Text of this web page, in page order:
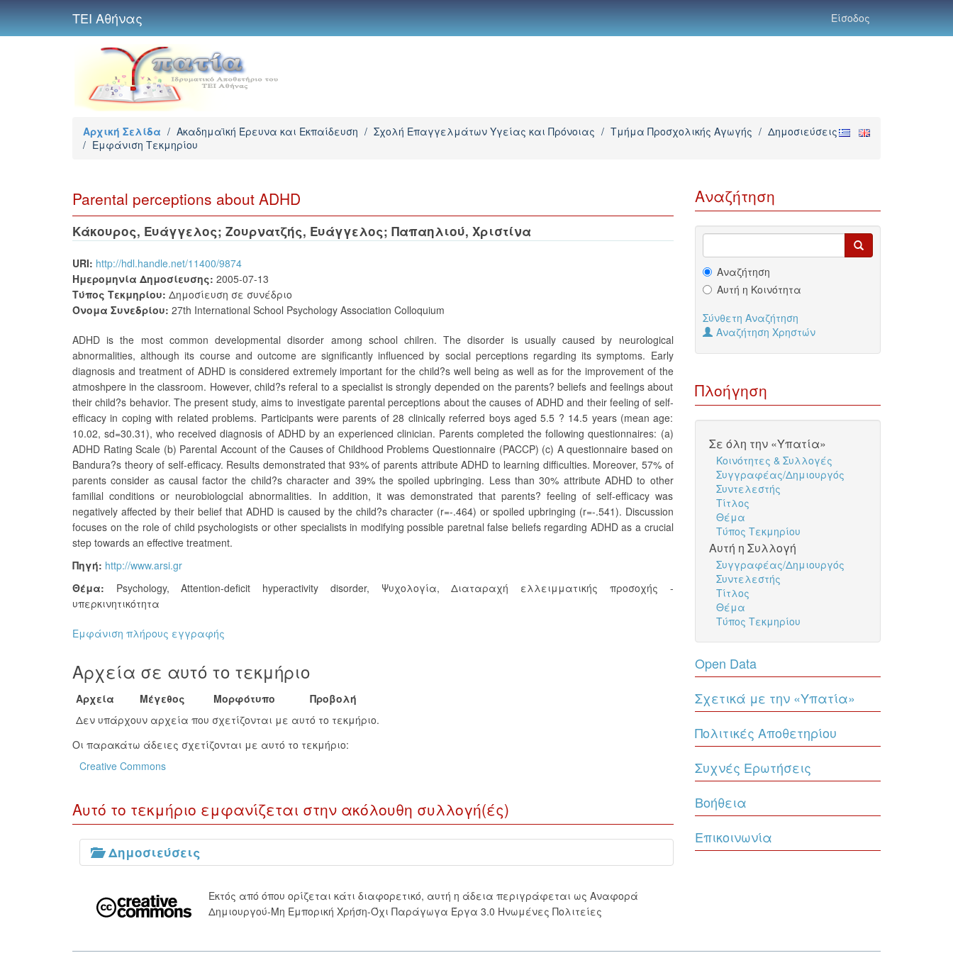
ΤΕΙ Αθήνας Είσοδος
Αρχική Σελίδα / Ακαδημαϊκή Έρευνα και Εκπαίδευση / Σχολή Επαγγελμάτων Υγείας και Πρόνοιας / Τμήμα Προσχολικής Αγωγής / Δημοσιεύσεις
/ Εμφάνιση Τεκμηρίου
Parental perceptions about ADHD
Κάκουρος, Ευάγγελος; Ζουρνατζής, Ευάγγελος; Παπαηλιού, Χριστίνα
URI: http://hdl.handle.net/11400/9874
Ημερομηνία Δημοσίευσης: 2005-07-13
Τύπος Τεκμηρίου: Δημοσίευση σε συνέδριο
Όνομα Συνεδρίου: 27th International School Psychology Association Colloquium
ADHD is the most common developmental disorder among school chilren. The disorder is usually caused by neurological
abnormalities, although its course and outcome are significantly influenced by social perceptions regarding its symptoms. Early
diagnosis and treatment of ADHD is considered extremely important for the child?s well being as well as for the improvement of the
atmoshpere in the classroom. However, child?s referal to a specialist is strongly depended on the parents? beliefs and feelings about
their child?s behavior. The present study, aims to investigate parental perceptions about the causes of ADHD and their feeling of self-
efficacy in coping with related problems. Participants were parents of 28 clinically referred boys aged 5.5 ? 14.5 years (mean age:
10.02, sd=30.31), who received diagnosis of ADHD by an experienced clinician. Parents completed the following questionnaires: (a)
ADHD Rating Scale (b) Parental Account of the Causes of Childhood Problems Questionnaire (PACCP) (c) A questionnaire based on
Bandura?s theory of self-efficacy. Results demonstrated that 93% of parents attribute ADHD to learning difficulties. Moreover, 57% of
parents consider as causal factor the child?s character and 39% the spoiled upbringing. Less than 30% attribute ADHD to other
familial conditions or neurobiologcial abnormalities. In addition, it was demonstrated that parents? feeling of self-efficacy was
negatively affected by their belief that ADHD is caused by the child?s character (r=-.464) or spoiled upbringing (r=-.541). Discussion
focuses on the role of child psychologists or other specialists in modifying possible paretnal false beliefs regarding ADHD as a crucial
step towards an effective treatment.
Πηγή: http://www.arsi.gr
Θέμα:
Psychology,Attention-deficit hyperactivity disorder, Ψυχολογία,Διαταραχή ελλειμματικής προσοχής -
υπερκινητικότητα
Εμφάνιση πλήρους εγγραφής
Αρχεία σε αυτό το τεκμήριο
Αρχεία Μέγεθος Μορφότυπο
Προβολή
Δεν υπάρχουν αρχεία που σχετίζονται με αυτό το τεκμήριο.
Οι παρακάτω άδειες σχετίζονται με αυτό το τεκμήριο:
Creative Commons
Αυτό το τεκμήριο εμφανίζεται στην ακόλουθη συλλογή(ές)
Δημοσιεύσεις
Εκτός από όπου ορίζεται κάτι διαφορετικό, αυτή η άδεια περιγράφεται ως Αναφορά
Δημιουργού-Μη Εμπορική Χρήση-Όχι Παράγωγα Έργα 3.0 Ηνωμένες Πολιτείες
Αναζήτηση
Αναζήτηση
Αυτή η Κοινότητα
Σύνθετη Αναζήτηση
Αναζήτηση Χρηστών
Πλοήγηση
Σε όλη την «Υπατία»
Κοινότητες & Συλλογές
Συγγραφέας/Δημιουργός
Συντελεστής
Τίτλος
Θέμα
Τύπος Τεκμηρίου
Αυτή η Συλλογή
Συγγραφέας/Δημιουργός
Συντελεστής
Τίτλος
Θέμα
Τύπος Τεκμηρίου
Open Data
Σχετικά με την «Υπατία»
Πολιτικές Αποθετηρίου
Συχνές Ερωτήσεις
Βοήθεια
Επικοινωνία